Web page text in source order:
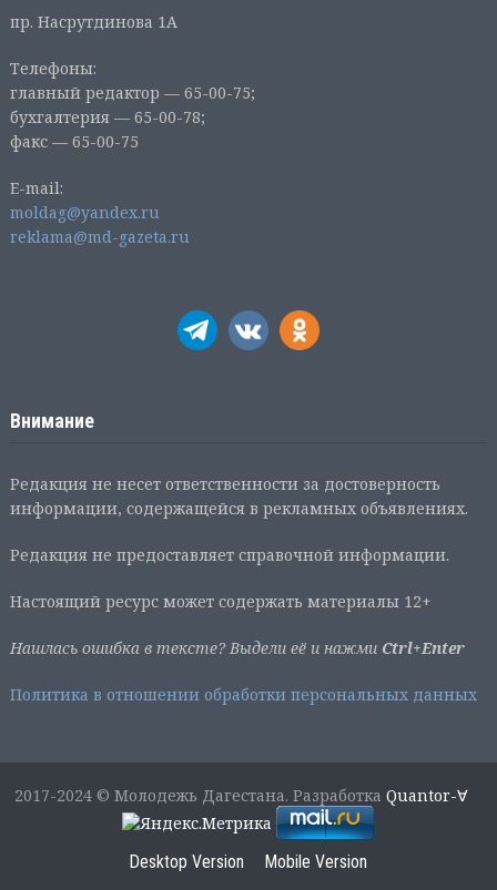
пр. Насрутдинова 1А
Телефоны:
главный редактор — 65-00-75;
бухгалтерия — 65-00-78;
факс — 65-00-75
E-mail:
moldag@yandex.ru
reklama@md-gazeta.ru
Внимание
Редакция не несет ответственности за достоверность
информации, содержащейся в рекламных объявлениях.
Редакция не предоставляет справочной информации.
Настоящий ресурс может содержать материалы 12+
Нашлась ошибка в тексте? Выдели её и нажми Ctrl+Enter
Политика в отношении обработки персональных данных
2017-2024 © Молодежь Дагестана. РазработкаQuantor-∀
Desktop Version Mobile Version